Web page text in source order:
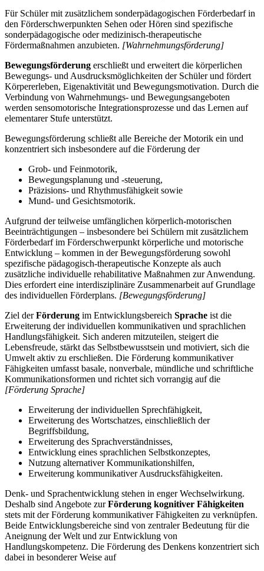
Für Schüler mit zusätzlichem sonderpädagogischen Förderbedarf in
den Förderschwerpunkten Sehen oder Hören sind spezifische
sonderpädagogische oder medizinisch-therapeutische
Fördermaßnahmen anzubieten. [Wahrnehmungsförderung]
Bewegungsförderung erschließt und erweitert die körperlichen
Bewegungs- und Ausdrucksmöglichkeiten der Schüler und fördert
Körpererleben, Eigenaktivität und Bewegungsmotivation. Durch die
Verbindung von Wahrnehmungs- und Bewegungsangeboten
werden sensomotorische Integrationsprozesse und das Lernen auf
elementarer Stufe unterstützt.
Bewegungsförderung schließt alle Bereiche der Motorik ein und
konzentriert sich insbesondere auf die Förderung der
Grob- und Feinmotorik,
Bewegungsplanung und -steuerung,
Präzisions- und Rhythmusfähigkeit sowie
Mund- und Gesichtsmotorik.
Aufgrund der teilweise umfänglichen körperlich-motorischen
Beeinträchtigungen – insbesondere bei Schülern mit zusätzlichem
Förderbedarf im Förderschwerpunkt körperliche und motorische
Entwicklung – kommen in der Bewegungsförderung sowohl
spezifische pädagogisch-therapeutische Konzepte als auch
zusätzliche individuelle rehabilitative Maßnahmen zur Anwendung.
Dies erfordert eine interdisziplinäre Zusammenarbeit auf Grundlage
des individuellen Förderplans. [Bewegungsförderung]
Ziel derFörderung im Entwicklungsbereich Sprache ist die
Erweiterung der individuellen kommunikativen und sprachlichen
Handlungsfähigkeit. Sich anderen mitzuteilen, steigert die
Lebensfreude, stärkt das Selbstbewusstsein und motiviert, sich die
Umwelt aktiv zu erschließen. Die Förderung kommunikativer
Fähigkeiten umfasst basale, nonverbale, mündliche und schriftliche
Kommunikationsformen und richtet sich vorrangig auf die
[Förderung Sprache]
Erweiterung der individuellen Sprechfähigkeit,
Erweiterung des Wortschatzes, einschließlich der
Begriffsbildung,
Erweiterung des Sprachverständnisses,
Entwicklung eines sprachlichen Selbstkonzeptes,
Nutzung alternativer Kommunikationshilfen,
Erweiterung kommunikativer Ausdrucksfähigkeiten.
Denk- und Sprachentwicklung stehen in enger Wechselwirkung.
Deshalb sind Angebote zurFörderung kognitiver Fähigkeiten
stets mit der Förderung kommunikativer Fähigkeiten zu verknüpfen.
Beide Entwicklungsbereiche sind von zentraler Bedeutung für die
Aneignung der Welt und zur Entwicklung von
Handlungskompetenz. Die Förderung des Denkens konzentriert sich
dabei in besonderer Weise auf